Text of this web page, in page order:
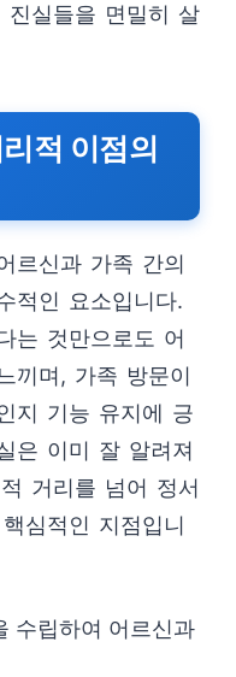
진실들을 면밀히 살
적 이점의
르신과 가족 간의
적인 요소입니다.
는 것만으로도 어
끼며, 가족 방문이
지 기능 유지에 긍
은 이미 잘 알려져
거리를 넘어 정서
심적인 지점입니
수립하여 어르신과